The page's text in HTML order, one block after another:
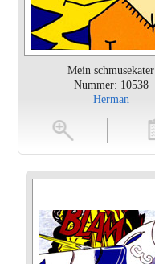
Mein schmusekater
Nummer: 10538
Herman
toevoegen